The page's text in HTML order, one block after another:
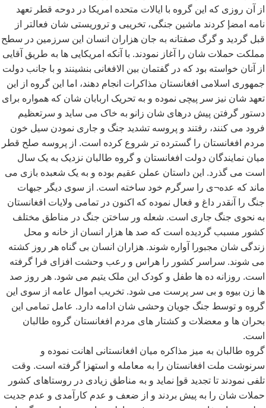
از آن روزی که این گروه با ایالات متحده امریکا در دوحه قطر تعهد
نامه امضإ کردند ماشین جنگی، تخریبی و تروریستی شان فعالتر از
قبل گردید و گرگ صفتانه به جان هزاران انسان این سرزمین در سطح
مملکت حملات شان را آغاز نمودند. با آنکه امریکایی ها به طریق آقایی
از آنان خواسته بود که در گفتمان بین الافغانی بنشینند و با جانب دولت
جمهوری اسلامی افغانستان مذاکرات انجام دهند، اما این گروه از این
تعهد شان نیز سر پیچی نموده و به تحریک اربابان شان که همواره برای
دستور گرفتن پیش درهای شان زانو به خاک می ساید و سرتعظیم
فرود می کنند، رفتند و پروسه تشدید جنگ و جاری نمودن سیل خون
مردم افغانستان را گسترده تر شروع کرده است. از پروسه صلح قطر
میان نمایندگان دولت افغانستان و گروه طالبان نزدیک به یک سال
است می گذرد. این داستان عملن عقیم بوده و به یک شعبده بازی می
ماند که عده¬ی را سرگرم خود ساخته است. از سوی دیگر جبهات
جنگ را آنقدر داغ و فعال نموده که اکنون در تمامی ولایات افغانستان
به نحوی جنگ جاری است. شعله ور ساختن جنگ در مناطق مختلف
کشور مسبب گردیده است که صد ها هزار انسان از خانه و محل
زندگی شان مجبورا آواره شوند. هزاران انسان بی گناه هر روز کشته
می شوند. سراسر کشور را هراس و رعب وحشت افزای فرا گرفته
است. روزانه ده ها طفل و کودک این ملک یتیم می شود. هر روز صد
ها زن بیوه و بی سر پرست می شود. تخریب اموال عامه از سوی این
گروه و توسط جنگ جویان وحشی شان ادامه دارد. عامل تمامی این
بحران ها و معضلات و کشتار های مردم افغانستان گروه طالبان
است.
گروه طالبان به میز مذاکره میان افغانستانی اهانت نموده و
سرنوشت ملت افغانستان را به معامله و استهزا گرفته است. وقت
تلفی نمودند تا تجدید قوإ نماید و به مناطق زیادی در روستاهای کشور
حملات شان را به پیش بردند و از ضعف و عدم کارآمدی و عدم جدیت